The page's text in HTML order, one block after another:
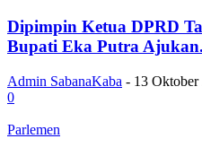
Dipimpin Ketua DPRD
Bupati Eka Putra
Admin SabanaKaba - 13 Oktober
0
Parlemen